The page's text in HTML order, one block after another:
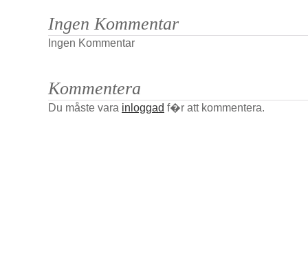
Ingen Kommentar
Ingen Kommentar
Kommentera
Du måste vara inloggad f�r att kommentera.